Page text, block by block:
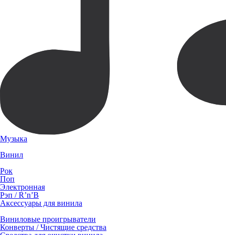
Музыка
Винил
Рок
Поп
Электронная
Рэп / R’n’B
Аксессуары для винила
Виниловые проигрыватели
Конверты / Чистящие средства